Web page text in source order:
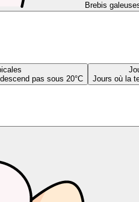
Brebis
pas sous 20°C
Jours où la